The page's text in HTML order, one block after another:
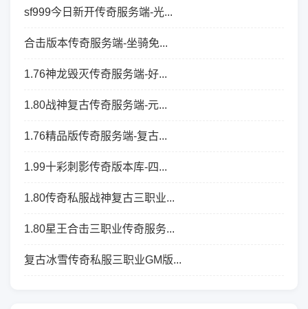
sf999今日新开传奇服务端-光...
合击版本传奇服务端-坐骑免...
1.76神龙毁灭传奇服务端-好...
1.80战神复古传奇服务端-元...
1.76精品版传奇服务端-复古...
1.99十彩刺影传奇版本库-四...
1.80传奇私服战神复古三职业...
1.80星王合击三职业传奇服务...
复古冰雪传奇私服三职业GM版...